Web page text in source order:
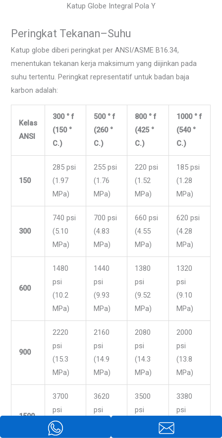
Katup Globe Integral Pola Y
Peringkat Tekanan–Suhu
Katup globe diberi peringkat per ANSI/ASME B16.34,
menentukan tekanan kerja maksimum yang diijinkan pada
suhu tertentu. Peringkat representatif untuk badan baja
karbon adalah:
Kelas
ANSI
300 ° f
(150 °
C.)
500 ° f
(260 °
C.)
800 ° f
(425 °
C.)
1000 ° f
(540 °
C.)
150
285 psi
(1.97
MPa)
255 psi
(1.76
MPa)
220 psi
(1.52
MPa)
185 psi
(1.28
MPa)
300
740 psi
(5.10
MPa)
700 psi
(4.83
MPa)
660 psi
(4.55
MPa)
620 psi
(4.28
MPa)
600
1480
psi
(10.2
MPa)
1440
psi
(9.93
MPa)
1380
psi
(9.52
MPa)
1320
psi
(9.10
MPa)
900
2220
psi
(15.3
MPa)
2160
psi
(14.9
MPa)
2080
psi
(14.3
MPa)
2000
psi
(13.8
MPa)
1500
3700
psi
(25.5
3620
psi
3500
psi
3380
psi